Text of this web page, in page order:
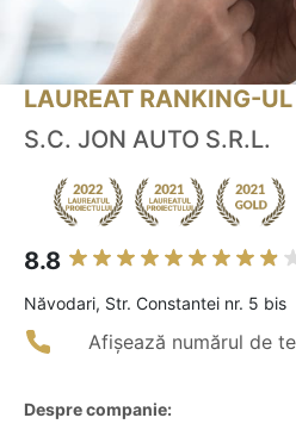
LAUREAT RANKING-
S.C. JON AUTO S.R.L.
8.8
Năvodari, Str. Constantei nr. 5 bis
Afișează numărul de
Despre companie: